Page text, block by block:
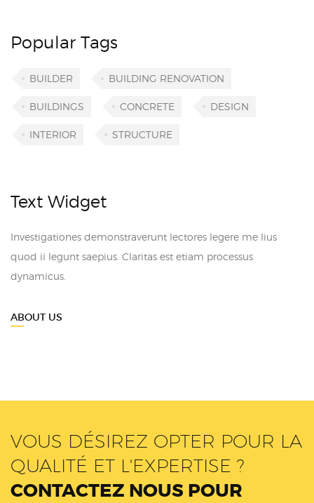
Popular Tags
BUILDER BUILDING RENOVATION
BUILDINGS CONCRETE DESIGN
INTERIOR STRUCTURE
Text Widget
Investigationes demonstraverunt lectores legere me lius
quod ii legunt saepius. Claritas est etiam processus
dynamicus.
ABOUT US
VOUS DÉSIREZ OPTER POUR LA
QUALITÉ ET L'EXPERTISE ?
CONTACTEZ NOUS POUR